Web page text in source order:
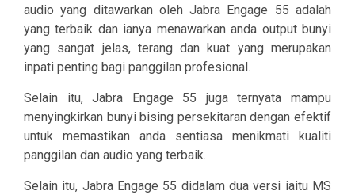
audio yang ditawarkan oleh Jabra Engage 55 adalah
yang terbaik dan ianya menawarkan anda output bunyi
yang sangat jelas, terang dan kuat yang merupakan
inpati penting bagi panggilan profesional.
Selain itu, Jabra Engage 55 juga ternyata mampu
menyingkirkan bunyi bising persekitaran dengan efektif
untuk memastikan anda sentiasa menikmati kualiti
panggilan dan audio yang terbaik.
Selain itu, Jabra Engage 55 didalam dua versi iaitu MS